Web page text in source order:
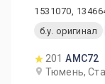
1531070,
б.у. оригинал
201 AMC72
Тюмень,